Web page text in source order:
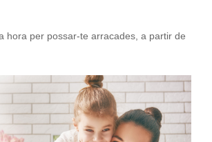
hora per possar-te arracades, a partir de